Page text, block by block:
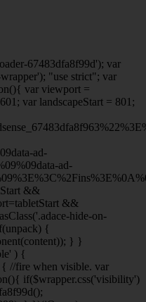
67483dfa8f99d'); var
"use strict"; var
var viewport =
var landscapeStart = 801;
ad-
ad-
&&
=tabletStart &&
hide-on-
{
} }
) {
{ //fire when visible. var
if($wrapper.css('visibility')